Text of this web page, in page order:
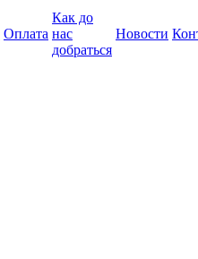
Оплата
Как до
нас
добраться
Новости